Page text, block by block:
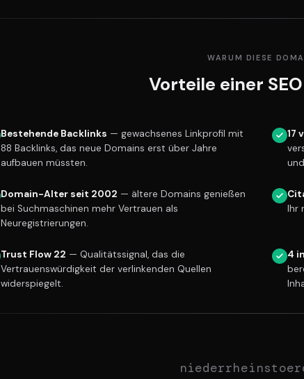
WARUM DIESE
Vorteile einer
Bestehende Backlinks — gewachsenes Linkprofil mit
88 Backlinks, das neue Domains erst über Jahre
aufbauen müssten.
17
Domain-Alter seit 2002 — ältere Domains genießen
bei Suchmaschinen mehr Vertrauen als
Neuregistrierungen.
Ihr
Trust Flow 22 — Qualitätssignal, das die
Vertrauenswürdigkeit der verlinkenden Quellen
widerspiegelt.
4